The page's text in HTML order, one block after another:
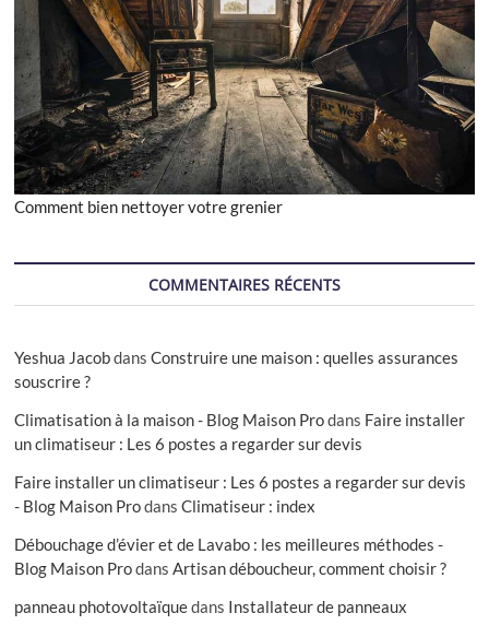
Comment bien nettoyer votre grenier
COMMENTAIRES RÉCENTS
Yeshua JacobdansConstruire une maison : quelles assurances
souscrire ?
Climatisation à la maison - Blog Maison Prodans Faire installer
un climatiseur : Les 6 postes a regarder sur devis
Faire installer un climatiseur : Les 6 postes a regarder sur devis
- Blog Maison ProdansClimatiseur : index
Débouchage d’évier et de Lavabo : les meilleures méthodes -
Blog Maison ProdansArtisan déboucheur, comment choisir ?
panneau photovoltaïquedans Installateur de panneaux